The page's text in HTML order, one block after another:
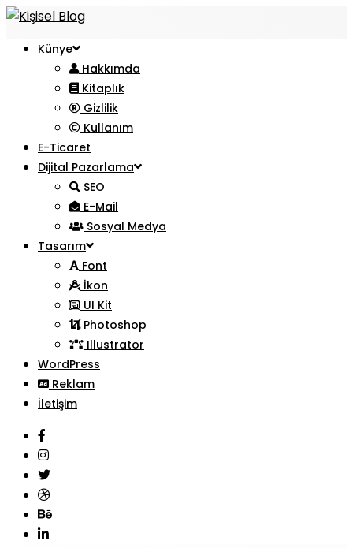
Künye
Hakkımda
Kitaplık
Gizlilik
Kullanım
E-Ticaret
Dijital Pazarlama
SEO
E-Mail
Sosyal Medya
Tasarım
Font
İkon
UI Kit
Photoshop
Illustrator
WordPress
Reklam
İletişim